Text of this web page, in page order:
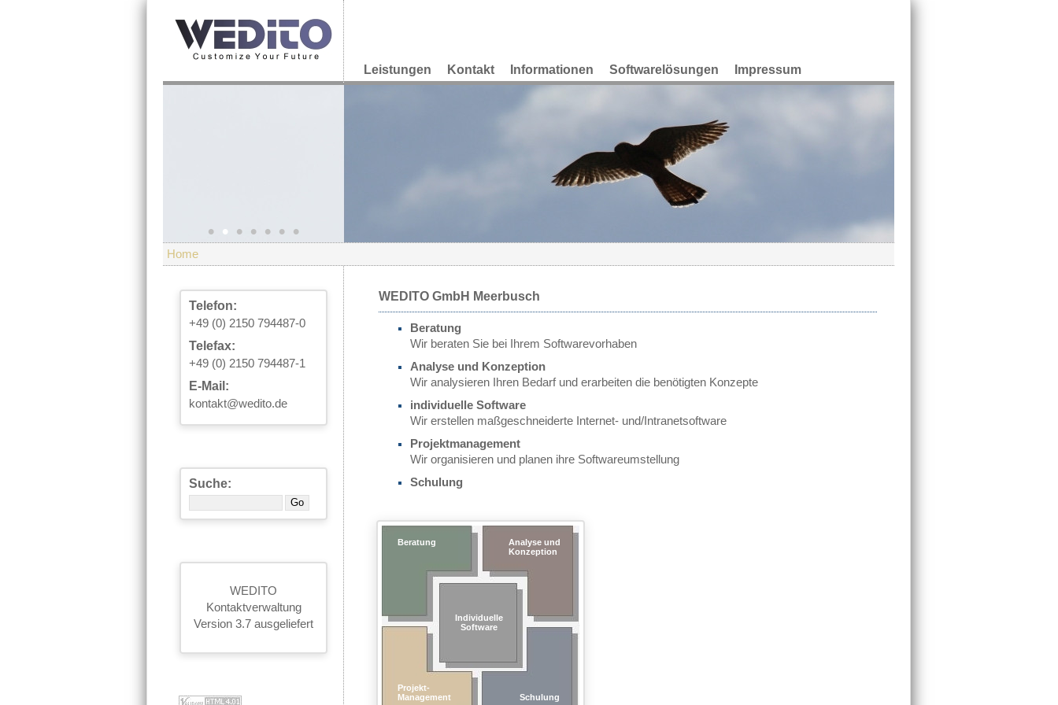
Leistungen Kontakt Informationen Softwarelösungen Impressum
• • • • • • •
Home
Telefon:
+49 (0) 2150 794487-0
Telefax:
+49 (0) 2150 794487-1
E-Mail:
kontakt@wedito.de
Suche:
WEDITO
Kontaktverwaltung
Version 3.7 ausgeliefert
WEDITO GmbH Meerbusch
Beratung
Wir beraten Sie bei Ihrem Softwarevorhaben
Analyse und Konzeption
Wir analysieren Ihren Bedarf und erarbeiten die benötigten Konzepte
individuelle Software
Wir erstellen maßgeschneiderte Internet- und/Intranetsoftware
Projektmanagement
Wir organisieren und planen ihre Softwareumstellung
Schulung
Beratung
Analyse und
Konzeption
Individuelle
Software
Projekt-
Management
Schulung